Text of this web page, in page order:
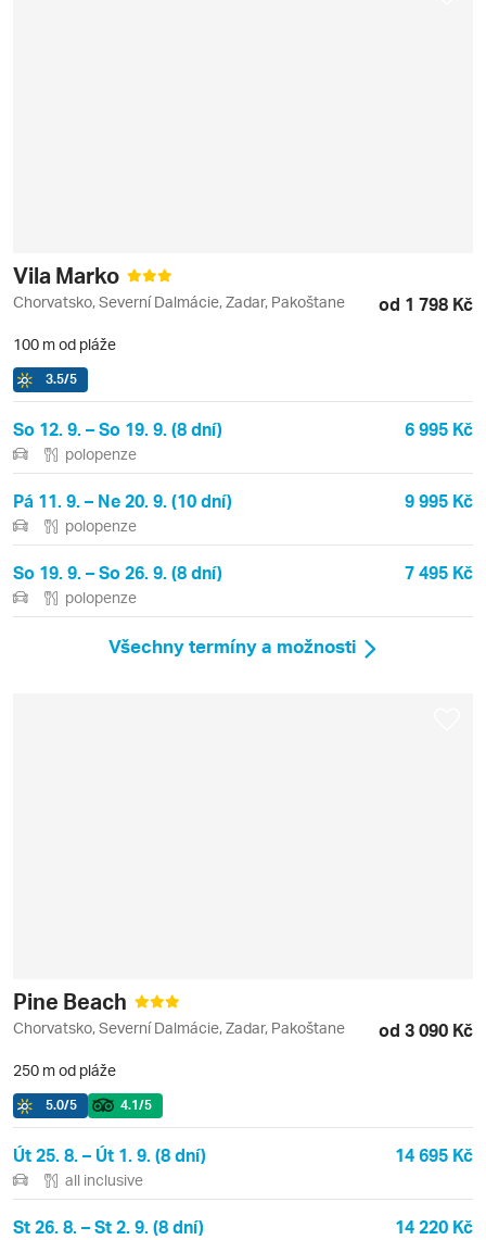
Vila Marko
Chorvatsko, Severní Dalmácie, Zadar, Pakoštane od 1 798 Kč
100 m od pláže
3.5/5
So 12. 9. – So 19. 9. (8 dní) 6 995 Kč
polopenze
Pá 11. 9. – Ne 20. 9. (10 dní) 9 995 Kč
polopenze
So 19. 9. – So 26. 9. (8 dní) 7 495 Kč
polopenze
Všechny termíny a možnosti
Pine Beach
Chorvatsko, Severní Dalmácie, Zadar, Pakoštane od 3 090 Kč
250 m od pláže
5.0/5 4.1/5
Út 25. 8. – Út 1. 9. (8 dní) 14 695 Kč
all inclusive
St 26. 8. – St 2. 9. (8 dní) 14 220 Kč